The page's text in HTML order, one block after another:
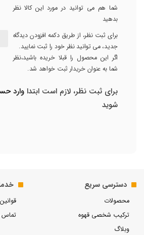
شما هم می توانید در مورد این کالا نظر
بدهید
برای ثبت نظر، از طریق دکمه افزودن دیدگاه
جدید، می توانید نظر خود را ثبت نمایید.
اگر این محصول را قبلا خریده باشید،نظر
شما به عنوان خریدار ثبت خواهد شد.
برای ثبت نظر، لازم است ابتدا وارد
شوید
دسترسی سریع
محصولات
ترکیب شخصی قهوه
وبلاگ
قوانین
تماس